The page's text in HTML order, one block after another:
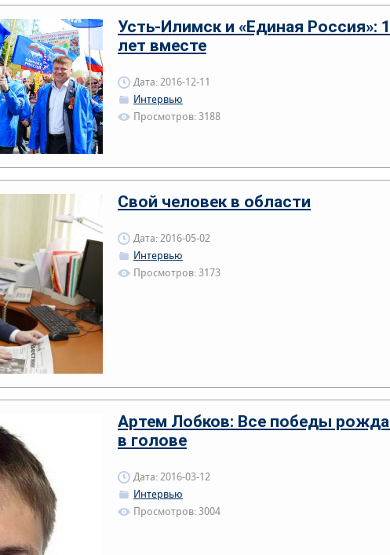
Усть-Илимск и «Единая Россия»:
лет вместе
Дата: 2016-12-11
Интервью
Просмотров: 3188
Свой человек в области
Дата: 2016-05-02
Интервью
Просмотров: 3173
Артем Лобков: Все победы
в голове
Дата: 2016-03-12
Интервью
Просмотров: 3004